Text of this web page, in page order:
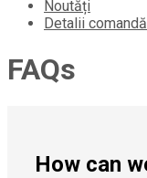
Noutăți
Detalii comandă
FAQs
How can